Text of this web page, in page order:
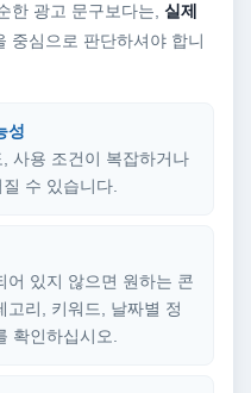
한 광고 문구보다는, 실제
중심으로 판단하셔야 합니
성
사용 조건이 복잡하거나
수 있습니다.
어 있지 않으면 원하는 콘
고리, 키워드, 날짜별 정
확인하십시오.